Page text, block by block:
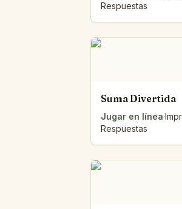
Respuestas
Suma Divertida
Jugar en línea·
Respuestas